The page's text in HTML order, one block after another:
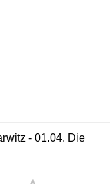
- 01.04. Die